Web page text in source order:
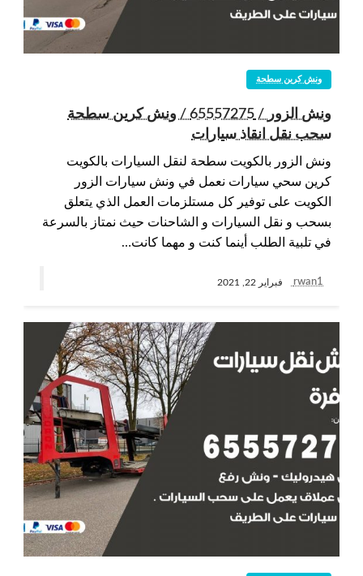
ونش كرين سطحة
ونش الزور / 65557275 / ونش كرين سطحة
سحب نقل انقاذ سيارات
ونش الزور بالكويت سطحة لنقل السيارات بالكويت
كرين سحي سيارات نعمل في ونش سيارات الزور
الكويت على توفير كل مستلزمات العمل الذي يتعلق
بسحب و نقل السيارات و الشاحنات حيث نمتاز بالسرعة
في تلبية الطلب أينما كنت و مهما كانت…
rwan1 فبراير 22, 2021